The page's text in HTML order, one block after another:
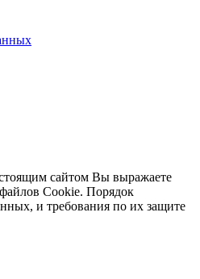
сайтом Вы выражаете
файлов Cookie. Порядок
и требования по их защите